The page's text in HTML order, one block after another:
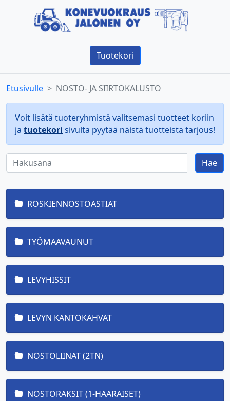
Tuotekori
Etusivulle NOSTO- JA SIIRTOKALUSTO
Voit lisätä tuoteryhmistä valitsemasi tuotteet koriin
ja tuotekori sivulta pyytää näistä tuotteista tarjous!
Hae
ROSKIENNOSTOASTIAT
TYÖMAAVAUNUT
LEVYHISSIT
LEVYN KANTOKAHVAT
NOSTOLIINAT (2TN)
NOSTORAKSIT (1-HAARAISET)